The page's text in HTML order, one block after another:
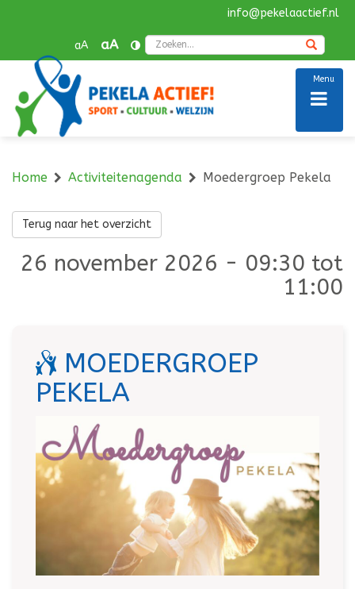
info@pekelaactief.nl
aA aA
Menu
Home Activiteitenagenda Moedergroep Pekela
Terug naar het overzicht
26 november 2026 - 09:30 tot
11:00
MOEDERGROEP
PEKELA